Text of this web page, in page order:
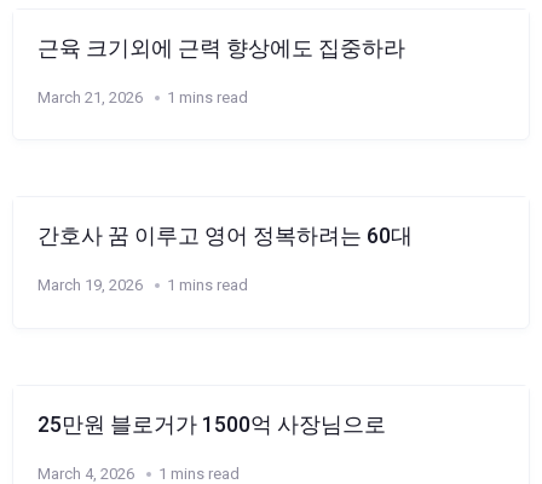
근육 크기외에 근력 향상에도 집중하라
March 21, 2026 1 mins read
간호사 꿈 이루고 영어 정복하려는 60대
March 19, 2026 1 mins read
25만원 블로거가 1500억 사장님으로
March 4, 2026 1 mins read